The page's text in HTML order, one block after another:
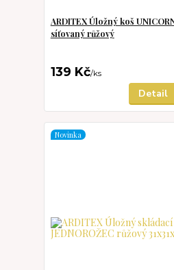
ARDITEX Úložný koš
síťovaný růžový
139 Kč/ks
Detail
Novinka